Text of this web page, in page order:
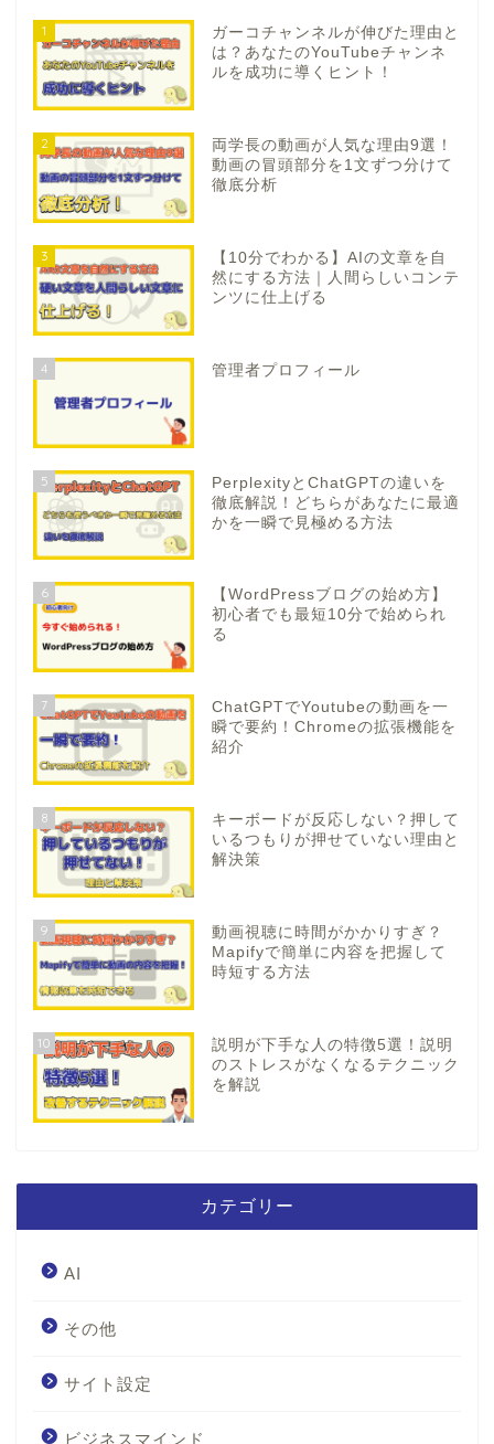
1
ガーコチャンネルが伸びた理由と
は？あなたのYouTubeチャンネ
ルを成功に導くヒント！
2
両学長の動画が人気な理由9選！
動画の冒頭部分を1文ずつ分けて
徹底分析
3
【10分でわかる】AIの文章を自
然にする方法｜人間らしいコンテ
ンツに仕上げる
4 管理者プロフィール
5
PerplexityとChatGPTの違いを
徹底解説！どちらがあなたに最適
かを一瞬で見極める方法
6
【WordPressブログの始め方】
初心者でも最短10分で始められ
る
7
ChatGPTでYoutubeの動画を一
瞬で要約！Chromeの拡張機能を
紹介
8
キーボードが反応しない？押して
いるつもりが押せていない理由と
解決策
9
動画視聴に時間がかかりすぎ？
Mapifyで簡単に内容を把握して
時短する方法
10
説明が下手な人の特徴5選！説明
のストレスがなくなるテクニック
を解説
カテゴリー
AI
その他
サイト設定
ビジネスマインド